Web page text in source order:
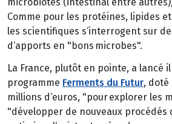
Comme pour les protéines, lipides
les scientifiques s‘interrogent sur
d‘apports en "bons microbes".
La France, plutôt en pointe, a lancé
programme Ferments du Futur, doté
millions d‘euros, "pour explorer les
"développer de nouveaux procédés